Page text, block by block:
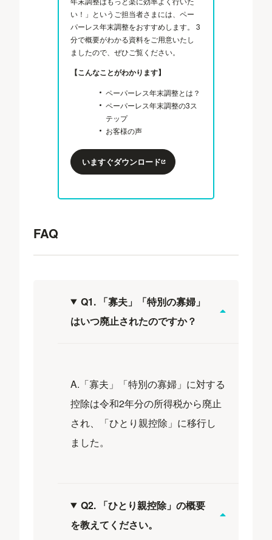
い！」というご担当者さまには、ペー
パーレス年末調整をおすすめします。 3
分で概要がわかる資料をご用意いたし
ましたので、ぜひご覧ください。
【こんなことがわかります】
ペーパーレス年末調整とは？
ペーパーレス年末調整の3ス
テップ
お客様の声
いますぐダウンロード
FAQ
Q1. 「寡夫」「特別の寡婦」
はいつ廃止されたのですか？
A.「寡夫」「特別の寡婦」に対する
控除は令和2年分の所得税から廃止
され、「ひとり親控除」に移行し
ました。
Q2. 「ひとり親控除」の概要
を教えてください。